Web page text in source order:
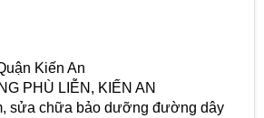
Kiến An
PHÙ LIỄN, KIẾN AN
sửa chữa bảo dưỡng đường dây